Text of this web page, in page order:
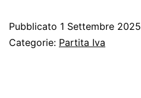
Pubblicato 1 Settembre 2025
Categorie: Partita Iva